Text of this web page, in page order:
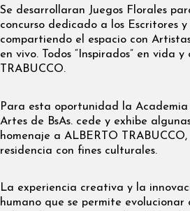
Se desarrollaran Juegos Florales
concurso dedicado a los Escritores
compartiendo el espacio con
en vivo. Todos “Inspirados” en vida
TRABUCCO.
Para esta oportunidad la
Artes de BsAs. cede y exhibe
homenaje a ALBERTO
residencia con fines culturales.
La experiencia creativa y la
humano que se permite evolucionar